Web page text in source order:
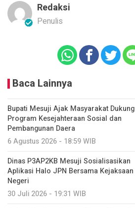
Redaksi
Penulis
Baca Lainnya
Bupati Mesuji Ajak Masyarakat Dukung
Program Kesejahteraan Sosial dan
Pembangunan Daera
6 Agustus 2026 - 18:59 WIB
Dinas P3AP2KB Mesuji Sosialisasikan
Aplikasi Halo JPN Bersama Kejaksaan
Negeri
30 Juli 2026 - 19:31 WIB